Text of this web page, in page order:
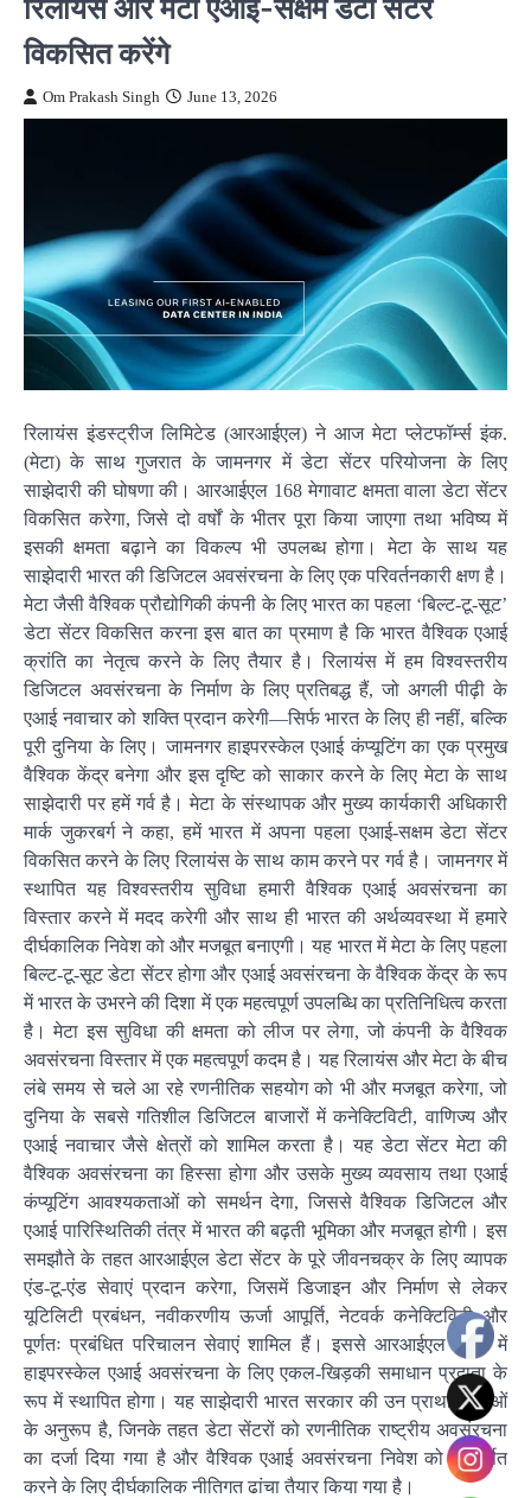
विकसित करेंगे
Om Prakash Singh June 13, 2026
रिलायंस इंडस्ट्रीज लिमिटेड (आरआईएल) ने आज मेटा प्लेटफॉर्म्स इंक.
(मेटा) के साथ गुजरात के जामनगर में डेटा सेंटर परियोजना के लिए
साझेदारी की घोषणा की। आरआईएल 168 मेगावाट क्षमता वाला डेटा सेंटर
विकसित करेगा, जिसे दो वर्षों के भीतर पूरा किया जाएगा तथा भविष्य में
इसकी क्षमता बढ़ाने का विकल्प भी उपलब्ध होगा। मेटा के साथ यह
साझेदारी भारत की डिजिटल अवसंरचना के लिए एक परिवर्तनकारी क्षण है।
मेटा जैसी वैश्विक प्रौद्योगिकी कंपनी के लिए भारत का पहला ‘बिल्ट-टू-सूट’
डेटा सेंटर विकसित करना इस बात का प्रमाण है कि भारत वैश्विक एआई
क्रांति का नेतृत्व करने के लिए तैयार है। रिलायंस में हम विश्वस्तरीय
डिजिटल अवसंरचना के निर्माण के लिए प्रतिबद्ध हैं, जो अगली पीढ़ी के
एआई नवाचार को शक्ति प्रदान करेगी—सिर्फ भारत के लिए ही नहीं, बल्कि
पूरी दुनिया के लिए। जामनगर हाइपरस्केल एआई कंप्यूटिंग का एक प्रमुख
वैश्विक केंद्र बनेगा और इस दृष्टि को साकार करने के लिए मेटा के साथ
साझेदारी पर हमें गर्व है। मेटा के संस्थापक और मुख्य कार्यकारी अधिकारी
मार्क जुकरबर्ग ने कहा, हमें भारत में अपना पहला एआई-सक्षम डेटा सेंटर
विकसित करने के लिए रिलायंस के साथ काम करने पर गर्व है। जामनगर में
स्थापित यह विश्वस्तरीय सुविधा हमारी वैश्विक एआई अवसंरचना का
विस्तार करने में मदद करेगी और साथ ही भारत की अर्थव्यवस्था में हमारे
दीर्घकालिक निवेश को और मजबूत बनाएगी। यह भारत में मेटा के लिए पहला
बिल्ट-टू-सूट डेटा सेंटर होगा और एआई अवसंरचना के वैश्विक केंद्र के रूप
में भारत के उभरने की दिशा में एक महत्वपूर्ण उपलब्धि का प्रतिनिधित्व करता
है। मेटा इस सुविधा की क्षमता को लीज पर लेगा, जो कंपनी के वैश्विक
अवसंरचना विस्तार में एक महत्वपूर्ण कदम है। यह रिलायंस और मेटा के बीच
लंबे समय से चले आ रहे रणनीतिक सहयोग को भी और मजबूत करेगा, जो
दुनिया के सबसे गतिशील डिजिटल बाजारों में कनेक्टिविटी, वाणिज्य और
एआई नवाचार जैसे क्षेत्रों को शामिल करता है। यह डेटा सेंटर मेटा की
वैश्विक अवसंरचना का हिस्सा होगा और उसके मुख्य व्यवसाय तथा एआई
कंप्यूटिंग आवश्यकताओं को समर्थन देगा, जिससे वैश्विक डिजिटल और
एआई पारिस्थितिकी तंत्र में भारत की बढ़ती भूमिका और मजबूत होगी। इस
समझौते के तहत आरआईएल डेटा सेंटर के पूरे जीवनचक्र के लिए व्यापक
एंड-टू-एंड सेवाएं प्रदान करेगा, जिसमें डिजाइन और निर्माण से लेकर
यूटिलिटी प्रबंधन, नवीकरणीय ऊर्जा आपूर्ति, नेटवर्क कनेक्टिविटी और
पूर्णतः प्रबंधित परिचालन सेवाएं शामिल हैं। इससे आरआईएल भारत में
हाइपरस्केल एआई अवसंरचना के लिए एकल-खिड़की समाधान प्रदाता के
रूप में स्थापित होगा। यह साझेदारी भारत सरकार की उन प्राथमिकताओं
के अनुरूप है, जिनके तहत डेटा सेंटरों को रणनीतिक राष्ट्रीय अवसंरचना
का दर्जा दिया गया है और वैश्विक एआई अवसंरचना निवेश को आकर्षित
करने के लिए दीर्घकालिक नीतिगत ढांचा तैयार किया गया है।